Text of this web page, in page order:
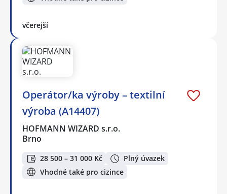
včerejší
Operátor/ka výroby – textilní
výroba (A14407)
HOFMANN WIZARD s.r.o.
Brno
28 500 – 31 000 Kč
Plný úvazek
Vhodné také pro cizince